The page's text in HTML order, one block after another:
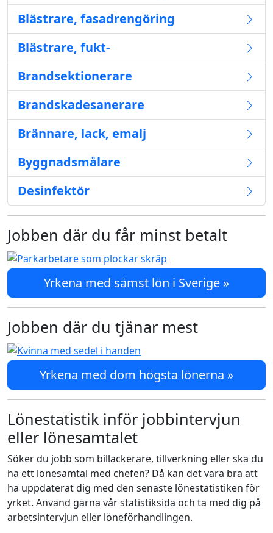
Blästrare, fasadrengöring
Blästrare, fukt-
Brandsektionerare
Brandskadesanerare
Brännare, lack, emalj
Byggnadsmålare
Desinfektör
Jobben där du får minst betalt
Yrkena med sämst lön i Sverige »
Jobben där du tjänar mest
Yrkena med dom högsta lönerna »
Lönestatistik inför jobbintervjun
eller lönesamtalet
Söker du jobb som billackerare, tillverkning eller ska du
ha ett lönesamtal med chefen? Då kan det vara bra att
ha uppdaterat dig med den senaste lönestatistiken för
yrket. Använd gärna vår statistiksida och ta med dig på
arbetsintervjun eller löneförhandlingen.